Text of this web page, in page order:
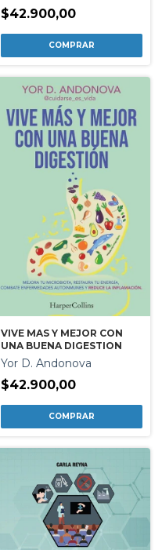
$42.900,00
VIVE MAS Y MEJOR CON
UNA BUENA DIGESTION
Yor D. Andonova
$42.900,00